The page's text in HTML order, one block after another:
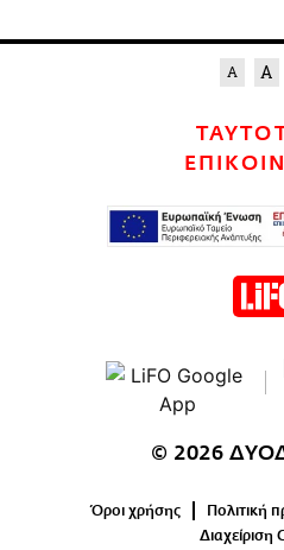
© 2026
Όροι χρήσης
Πολιτική
Διαχείριση